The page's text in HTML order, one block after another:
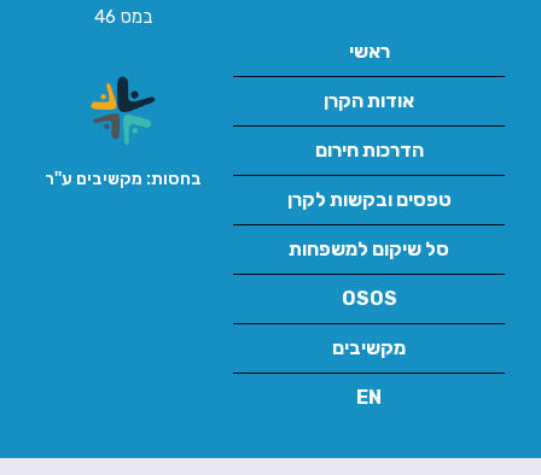
ראשי
אודות הקרן
הדרכות חירום
טפסים ובקשות לקרן
סל שיקום למשפחות
OSOS
מקשיבים
EN
במס 46
בחסות: מקשיבים ע''ר